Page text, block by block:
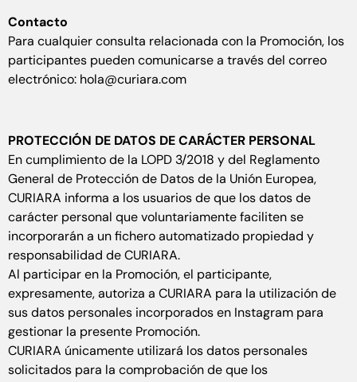
Contacto
Para cualquier consulta relacionada con la Promoción, los
participantes pueden comunicarse a través del correo
electrónico: hola@curiara.com
PROTECCIÓN DE DATOS DE CARÁCTER PERSONAL
En cumplimiento de la LOPD 3/2018 y del Reglamento
General de Protección de Datos de la Unión Europea,
CURIARA informa a los usuarios de que los datos de
carácter personal que voluntariamente faciliten se
incorporarán a un fichero automatizado propiedad y
responsabilidad de CURIARA.
Al participar en la Promoción, el participante,
expresamente, autoriza a CURIARA para la utilización de
sus datos personales incorporados en Instagram para
gestionar la presente Promoción.
CURIARA únicamente utilizará los datos personales
solicitados para la comprobación de que los